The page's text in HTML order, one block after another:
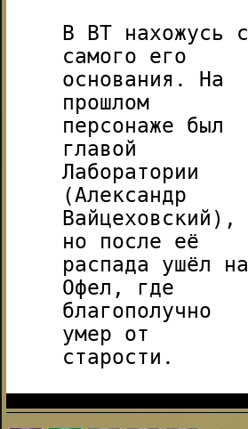
В ВТ нахожусь с
самого его
основания. На
прошлом
персонаже был
главой
Лаборатории
(Александр
Вайцеховский),
но после её
распада ушёл на
Офел, где
благополучно
умер от
старости.